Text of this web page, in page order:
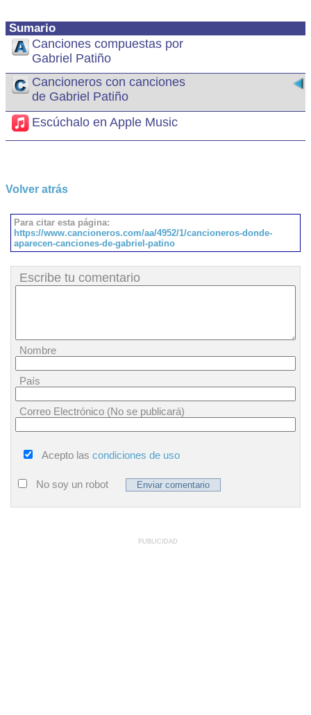
Sumario
Canciones compuestas por
Gabriel Patiño
Cancioneros con canciones
de Gabriel Patiño
Escúchalo en Apple Music
Volver atrás
Para citar esta página:
https://www.cancioneros.com/aa/4952/1/cancioneros-donde-
aparecen-canciones-de-gabriel-patino
Escribe tu comentario
Nombre
País
Correo Electrónico (No se publicará)
Acepto las condiciones de uso
No soy un robot
PUBLICIDAD